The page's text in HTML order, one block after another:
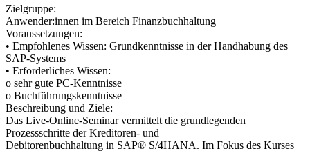
Zielgruppe:
Anwender:innen im Bereich Finanzbuchhaltung
Voraussetzungen:
• Empfohlenes Wissen: Grundkenntnisse in der Handhabung des
SAP-Systems
• Erforderliches Wissen:
o sehr gute PC-Kenntnisse
o Buchführungskenntnisse
Beschreibung und Ziele:
Das Live-Online-Seminar vermittelt die grundlegenden
Prozessschritte der Kreditoren- und
Debitorenbuchhaltung in SAP® S/4HANA. Im Fokus des Kurses